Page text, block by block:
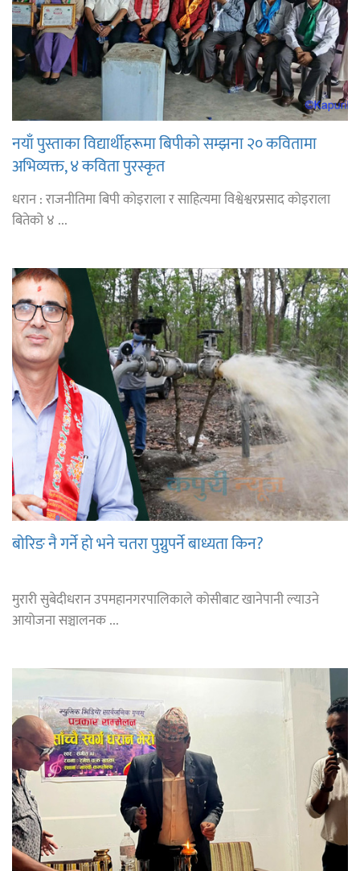
नयाँ पुस्ताका विद्यार्थीहरूमा बिपीको सम्झना २० कवितामा
अभिव्यक्त, ४ कविता पुरस्कृत
धरान : राजनीतिमा बिपी कोइराला र साहित्यमा विश्वेश्वरप्रसाद कोइराला
बितेको ४ ...
बोरिङ नै गर्ने हो भने चतरा पुग्नुपर्ने बाध्यता किन?
मुरारी सुबेदीधरान उपमहानगरपालिकाले कोसीबाट खानेपानी ल्याउने
आयोजना सञ्चालनक ...